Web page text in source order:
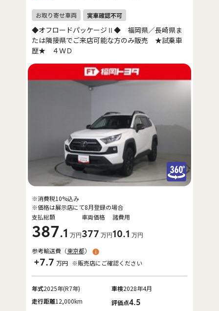
◆オフロードパッケージⅡ◆ 福岡県／長崎県ま
たは隣接県でご来店可能な方のみ販売 ★試乗車
歴★ ４ＷＤ
支払総額
387.1 万円
車両価格
377 万円
諸費用
10.1 万円
※消費税10%込み
※価格は展示店にて8月登録の場合
参考輸送費（東京都）
+7.7 万円 ※販売店にご確認ください
年式2025年(R7年) 車検2028年4月
走行距離12,000km 評価点4.5